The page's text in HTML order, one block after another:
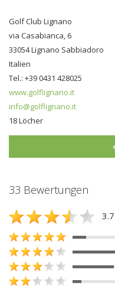
Golf Club Lignano
via Casabianca, 6
33054 Lignano Sabbiadoro
Italien
Tel.: +39 0431 428025
www.golflignano.it
info@golflignano.it
18 Löcher
33 Bewertungen
3.7